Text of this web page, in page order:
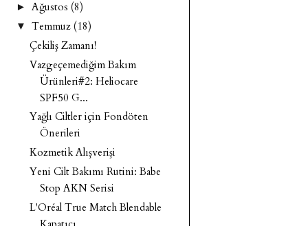
► Ağustos (8)
▼ Temmuz (18)
Çekiliş Zamanı!
Vazgeçemediğim Bakım
Ürünleri#2: Heliocare
SPF50 G...
Yağlı Ciltler için Fondöten
Önerileri
Kozmetik Alışverişi
Yeni Cilt Bakımı Rutini: Babe
Stop AKN Serisi
L'Oréal True Match Blendable